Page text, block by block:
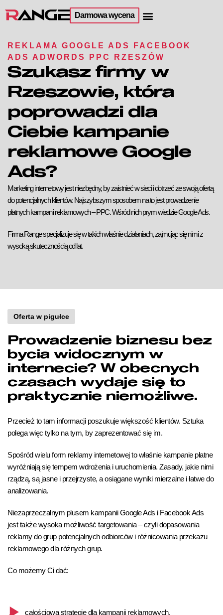
Darmowa wycena
REKLAMA GOOGLE ADS FACEBOOK
ADS ADWORDS PPC RZESZÓW
Szukasz firmy w
Rzeszowie, która
poprowadzi dla
Ciebie kampanie
reklamowe Google
Ads?
Marketing internetowy jest niezbędny, by zaistnieć w sieci i dotrzeć ze swoją ofertą
do potencjalnych klientów. Najszybszym sposobem na to jest prowadzenie
płatnych kampanii reklamowych – PPC. Wśród nich prym wiedzie Google Ads.
Firma Range specjalizuje się w takich właśnie działaniach, zajmując się nimi z
wysoką skutecznością od lat.
Oferta w pigułce
Prowadzenie biznesu bez
bycia widocznym w
internecie? W obecnych
czasach wydaje się to
praktycznie niemożliwe.
Przecież to tam informacji poszukuje większość klientów. Sztuka
polega więc tylko na tym, by zaprezentować się im.
Spośród wielu form reklamy internetowej to właśnie kampanie płatne
wyróżniają się tempem wdrożenia i uruchomienia. Zasady, jakie nimi
rządzą, są jasne i przejrzyste, a osiągane wyniki mierzalne i łatwe do
analizowania.
Niezaprzeczalnym plusem kampanii Google Ads i Facebook Ads
jest także wysoka możliwość targetowania – czyli dopasowania
reklamy do grup potencjalnych odbiorców i różnicowania przekazu
reklamowego dla różnych grup.
Co możemy Ci dać:
całościową strategię dla kampanii reklamowych,